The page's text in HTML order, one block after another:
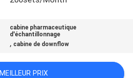
cabine pharmaceutique
d'échantillonnage
, cabine de downflow
MEILLEUR PRIX